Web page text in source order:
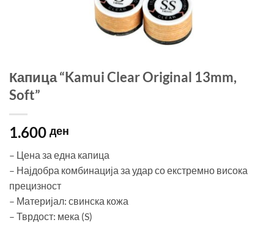
Капица “Kamui Clear Original 13mm,
Soft”
1.600 ден
– Цена за една капица
– Најдобра комбинација за удар со екстремно висока
прецизност
– Материјал: свинска кожа
– Тврдост: мека (S)